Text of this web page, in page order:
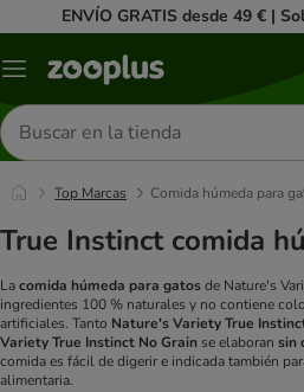
ENVÍO GRATIS desde 49 € |
Menú
Buscar
productos
Top Marcas Comida húmeda para
True Instinct comida
Lacomida húmeda para gatosde Nature's
ingredientes 100 % naturales y no contiene
artificiales. Tanto Nature's Variety True
Variety True Instinct No Grain se elaboran sin
comida es fácil de digerir e indicada también
alimentaria.